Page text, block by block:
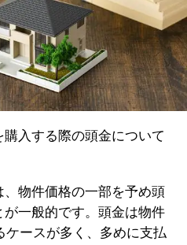
入する際の頭金について
物件価格の一部を予め頭
一般的です。頭金は物件
ケースが多く、多めに支払